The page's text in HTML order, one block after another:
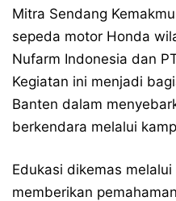
Mitra Sendang
sepeda motor Honda
Nufarm Indonesia dan
Kegiatan ini menjadi
Banten dalam
berkendara melalui
Edukasi dikemas
memberikan